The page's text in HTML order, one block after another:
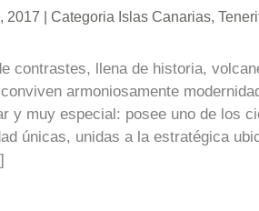
2017 | Categoria Islas Canarias,
contrastes, llena de historia,
armoniosamente
y muy especial: posee uno de los
únicas, unidas a la estratégica